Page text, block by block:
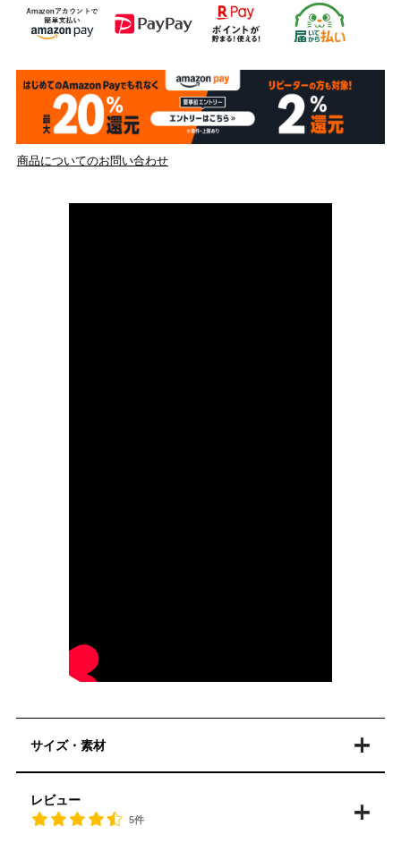
商品についてのお問い合わせ
サイズ・素材
レビュー
5件